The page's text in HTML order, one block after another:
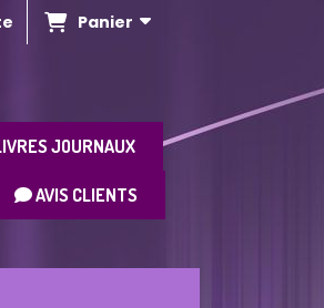
Panier
JOURNAUX
AVIS CLIENTS